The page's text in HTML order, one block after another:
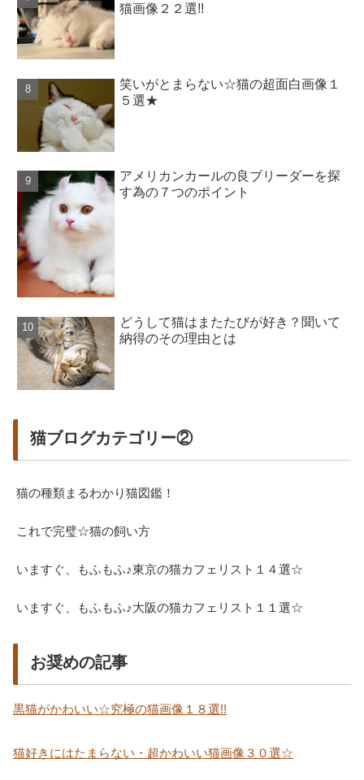
猫画像２２選!!
笑いがとまらない☆猫の超面白画像１
５選★
アメリカンカールの良ブリーダーを探
す為の７つのポイント
どうして猫はまたたびが好き？聞いて
納得のその理由とは
猫ブログカテゴリー②
猫の種類まるわかり猫図鑑！
これで完璧☆猫の飼い方
いますぐ、もふもふ♪東京の猫カフェリスト１４選☆
いますぐ、もふもふ♪大阪の猫カフェリスト１１選☆
お奨めの記事
黒猫がかわいい☆究極の猫画像１８選!!
猫好きにはたまらない・超かわいい猫画像３０選☆